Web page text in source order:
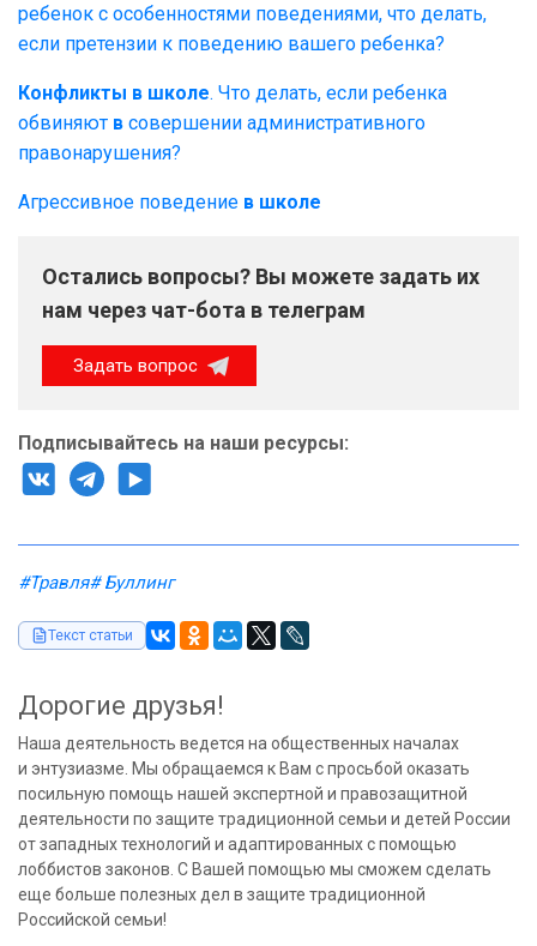
ребенок с особенностями поведениями, что делать,
если претензии к поведению вашего ребенка?
Конфликты в школе. Что делать, если ребенка
обвиняют в совершении административного
правонарушения?
Агрессивное поведение в школе
Остались вопросы? Вы можете задать их
нам через чат-бота в телеграм
Задать вопрос
Подписывайтесь на наши ресурсы:
#Травля# Буллинг
Текст статьи
Дорогие друзья!
Наша деятельность ведется на общественных началах
и энтузиазме. Мы обращаемся к Вам с просьбой оказать
посильную помощь нашей экспертной и правозащитной
деятельности по защите традиционной семьи и детей России
от западных технологий и адаптированных с помощью
лоббистов законов. С Вашей помощью мы сможем сделать
еще больше полезных дел в защите традиционной
Российской семьи!